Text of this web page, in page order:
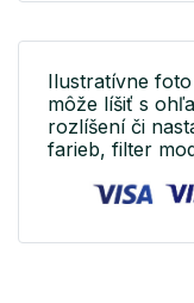
Ilustratívne
môže líšiť s
rozlíšení či
farieb, filter